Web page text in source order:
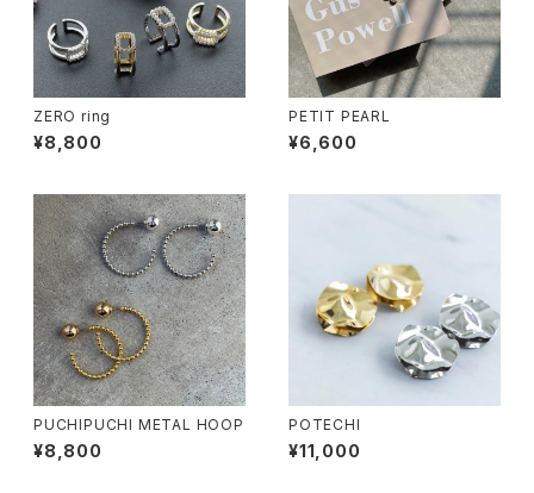
ZERO ring
¥8,800
PETIT PEARL
¥6,600
PUCHIPUCHI METAL HOOP
¥8,800
POTECHI
¥11,000